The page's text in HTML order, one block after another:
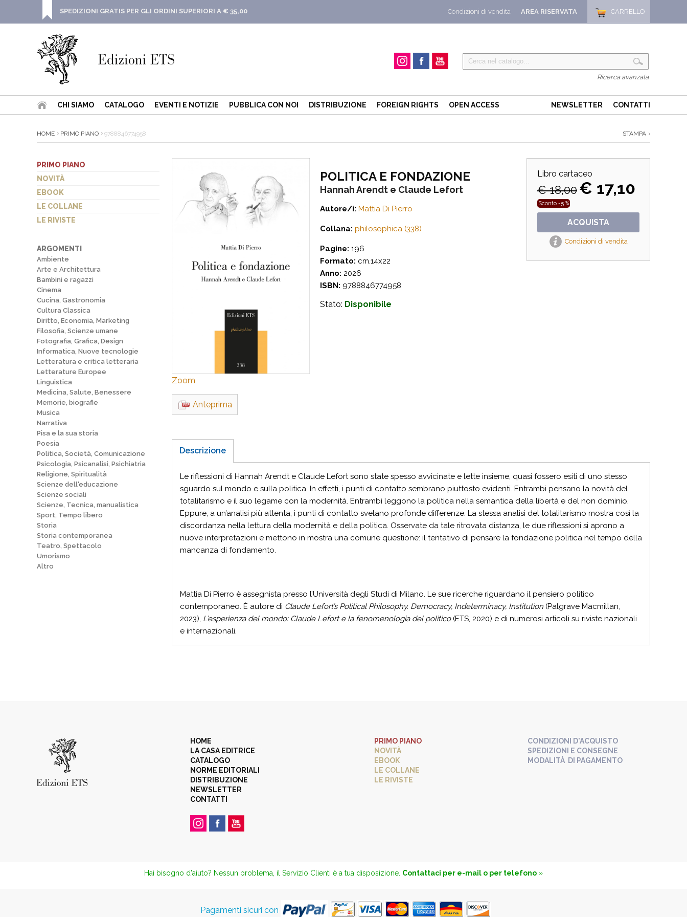
CARRELLO
AREA RISERVATA
Condizioni di vendita
SPEDIZIONI GRATIS PER GLI ORDINI SUPERIORI A € 35,00
Ricerca avanzata
CHI SIAMO CATALOGO EVENTI E NOTIZIE PUBBLICA CON NOI DISTRIBUZIONE FOREIGN RIGHTS OPEN ACCESS NEWSLETTER CONTATTI
HOME PRIMO PIANO 9788846774958 STAMPA
PRIMO PIANO
NOVITÀ
EBOOK
LE COLLANE
LE RIVISTE
ARGOMENTI
Ambiente
Arte e Architettura
Bambini e ragazzi
Cinema
Cucina, Gastronomia
Cultura Classica
Diritto, Economia, Marketing
Filosofia, Scienze umane
Fotografia, Grafica, Design
Informatica, Nuove tecnologie
Letteratura e critica letteraria
Letterature Europee
Linguistica
Medicina, Salute, Benessere
Memorie, biografie
Musica
Narrativa
Pisa e la sua storia
Poesia
Politica, Società, Comunicazione
Psicologia, Psicanalisi, Psichiatria
Religione, Spiritualità
Scienze dell'educazione
Scienze sociali
Scienze, Tecnica, manualistica
Sport, Tempo libero
Storia
Storia contemporanea
Teatro, Spettacolo
Umorismo
Altro
Libro cartaceo
€ 18,00€ 17,10
Sconto -5 %
ACQUISTA
Condizioni di vendita
Zoom
POLITICA E FONDAZIONE
Hannah Arendt e Claude Lefort
Autore/i: Mattia Di Pierro
Collana: philosophica (338)
Pagine: 196
Formato: cm.14x22
Anno: 2026
ISBN: 9788846774958
Stato: Disponibile
Anteprima
Descrizione
Le riflessioni di Hannah Arendt e Claude Lefort sono state spesso avvicinate e lette insieme, quasi fossero esiti di uno stesso
sguardo sul mondo e sulla politica. In effetti, i punti di contatto sembrano piuttosto evidenti. Entrambi pensano la novità del
totalitarismo e il suo legame con la modernità. Entrambi leggono la politica nella semantica della libertà e del non dominio.
Eppure, a un’analisi più attenta, i punti di contatto svelano profonde differenze. La stessa analisi del totalitarismo mostra così la
discordanza nella lettura della modernità e della politica. Osservate da tale ritrovata distanza, le due riflessioni si aprono a
nuove interpretazioni e mettono in mostra una comune questione: il tentativo di pensare la fondazione politica nel tempo della
mancanza di fondamento.
Mattia Di Pierro è assegnista presso l’Università degli Studi di Milano. Le sue ricerche riguardano il pensiero politico
contemporaneo. È autore di Claude Lefort’s Political Philosophy. Democracy, Indeterminacy, Institution (Palgrave Macmillan,
2023), L’esperienza del mondo: Claude Lefort e la fenomenologia del politico(ETS, 2020) e di numerosi articoli su riviste nazionali
e internazionali.
HOME
LA CASA EDITRICE
CATALOGO
NORME EDITORIALI
DISTRIBUZIONE
NEWSLETTER
CONTATTI
PRIMO PIANO
NOVITÀ
EBOOK
LE COLLANE
LE RIVISTE
CONDIZIONI D'ACQUISTO
SPEDIZIONI E CONSEGNE
MODALITÀ DI PAGAMENTO
Hai bisogno d'aiuto? Nessun problema, il Servizio Clienti è a tua disposizione. Contattaci per e-mail o per telefono »
Pagamenti sicuri con